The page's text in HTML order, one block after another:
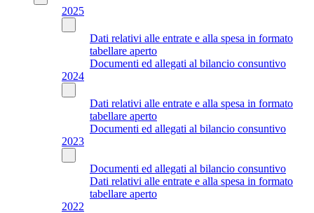
2025
Dati relativi alle entrate e alla spesa in formato
tabellare aperto
Documenti ed allegati al bilancio consuntivo
2024
Dati relativi alle entrate e alla spesa in formato
tabellare aperto
Documenti ed allegati al bilancio consuntivo
2023
Documenti ed allegati al bilancio consuntivo
Dati relativi alle entrate e alla spesa in formato
tabellare aperto
2022